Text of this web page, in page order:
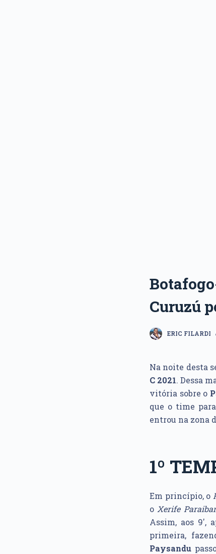
Curuzú
ERIC FILARDI
Na noite desta
C 2021. Dessa
vitória sobre o
que o time
entrou na zona
1º
Em princípio, o
o Xerife
Assim, aos 9′,
primeira,
Paysandu